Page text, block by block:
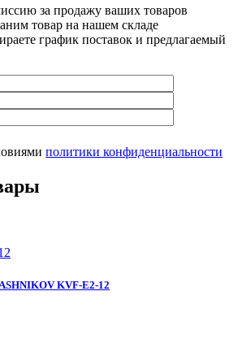
за продажу ваших товаров
товар на нашем складе
график поставок и предлагаемый
политики конфиденциальности
KVF-E2-12